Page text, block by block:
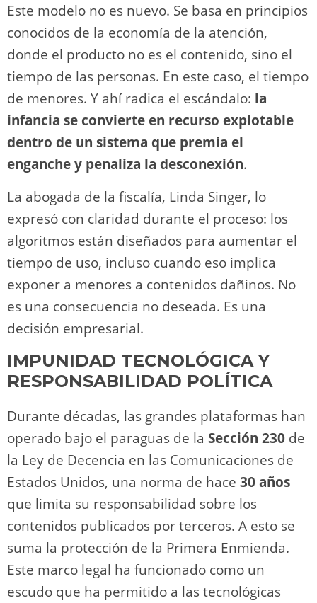
Este modelo no es nuevo. Se basa en principios
conocidos de la economía de la atención,
donde el producto no es el contenido, sino el
tiempo de las personas. En este caso, el tiempo
de menores. Y ahí radica el escándalo: la
infancia se convierte en recurso explotable
dentro de un sistema que premia el
enganche y penaliza la desconexión.
La abogada de la fiscalía, Linda Singer, lo
expresó con claridad durante el proceso: los
algoritmos están diseñados para aumentar el
tiempo de uso, incluso cuando eso implica
exponer a menores a contenidos dañinos. No
es una consecuencia no deseada. Es una
decisión empresarial.
IMPUNIDAD TECNOLÓGICA Y
RESPONSABILIDAD POLÍTICA
Durante décadas, las grandes plataformas han
operado bajo el paraguas de la Sección 230 de
la Ley de Decencia en las Comunicaciones de
Estados Unidos, una norma de hace 30 años
que limita su responsabilidad sobre los
contenidos publicados por terceros. A esto se
suma la protección de la Primera Enmienda.
Este marco legal ha funcionado como un
escudo que ha permitido a las tecnológicas